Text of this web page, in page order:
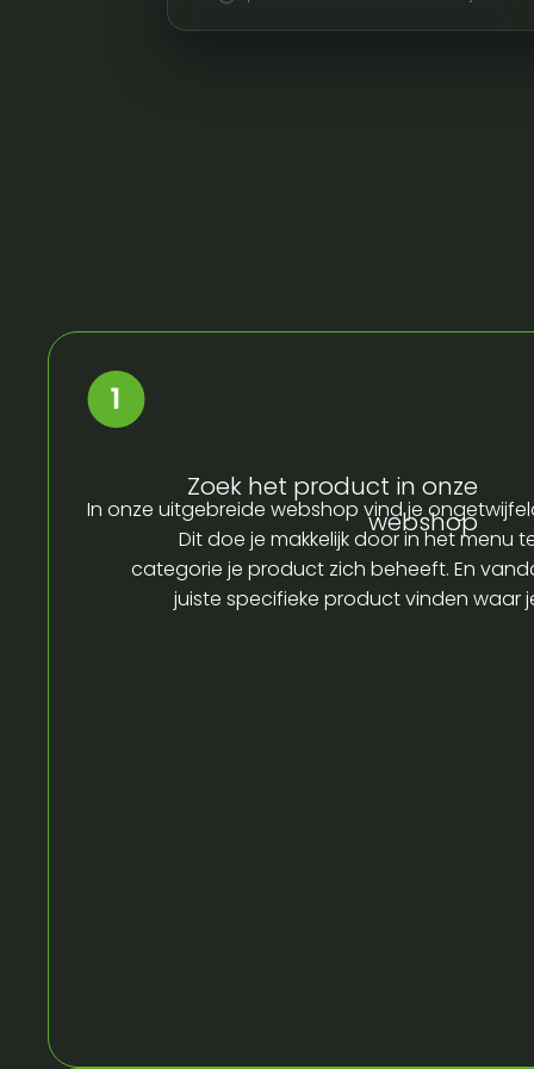
Zoek het product in onze
webshop
In onze uitgebreide webshop vind je
Dit doe je makkelijk door in het menu
categorie je product zich beheeft. En
juiste specifieke product vinden waar